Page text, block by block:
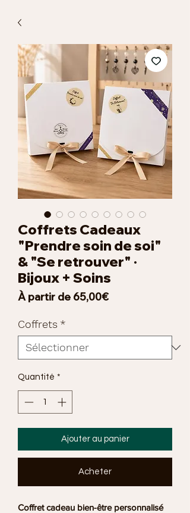
Coffrets Cadeaux
"Prendre soin de soi"
& "Se retrouver" ·
Bijoux + Soins
À partir de 65,00€Prix
Coffrets *
Quantité *
Ajouter au panier
Acheter
Coffret cadeau bien-être personnalisé